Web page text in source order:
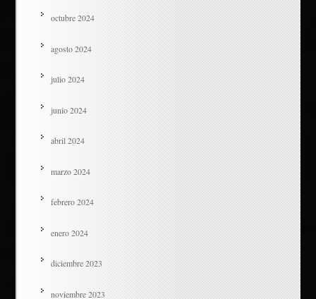
octubre 2024
agosto 2024
julio 2024
junio 2024
abril 2024
marzo 2024
febrero 2024
enero 2024
diciembre 2023
noviembre 2023